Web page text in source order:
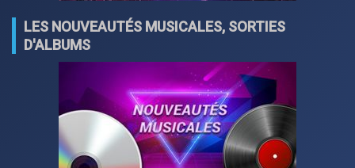
LES NOUVEAUTÉS MUSICALES, SORTIES
D'ALBUMS